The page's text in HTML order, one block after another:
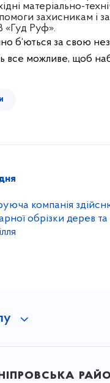
матеріально-
захисникам і
«Гуд Руф».
б‘ються за свою
все можливе, щоб
компанія
обрізки дерев та